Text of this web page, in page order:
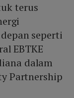
terus
seperti
EBTKE
dalam
Partnership